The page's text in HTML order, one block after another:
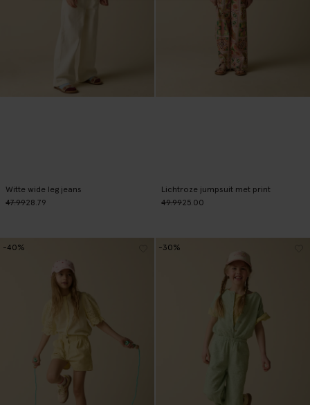
Witte wide leg jeans
47.9928.79
Lichtroze jumpsuit met print
49.9925.00
-40% -30%